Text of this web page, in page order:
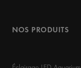
NOS PRODUITS